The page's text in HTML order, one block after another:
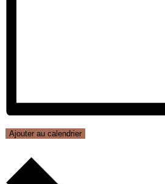
Ajouter au calendrier